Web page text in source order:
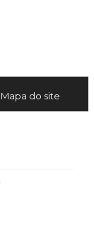
Mapa do site